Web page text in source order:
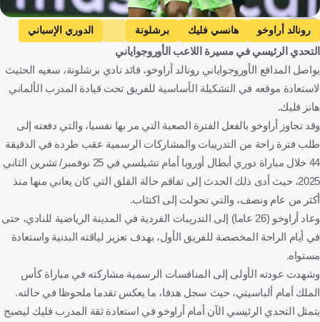
AFP
رونالد أراوخو هانسي فليك برشلونة
الدوري الإسباني
برشلونة ضد فياريال
فياريال أورغواي
كرة قدم
التحدي الرئيسي في مسيرة اللاعب الأوروجواياني
يواصل المدافع الأوروجواياني رونالد أراوخو، قائد نادي برشلونة، سعيه الحثيث
لاستعادة موقعه في التشكيلة الأساسية للفريق تحت قيادة المدرب الألماني
هانز فليك.
وقد تجاوز أراوخو بالفعل الفترة الصعبة التي مر بها نفسيا، والتي دفعته إلى
طلب فترة راحة من التدريبات والمشاركات الرسمية عقب طرده في الدقيقة
44 خلال مباراة دوري أبطال أوروبا أمام تشيلسي في 25 نوفمبر/ تشرين الثاني
2025، حيث أدى ذلك الحدث إلى تفاقم حالة القلق التي كان يعاني منها منذ
أكثر من عام ونصف، والتي تحولت إلى اكتئاب.
وعاد أراوخو (26 عاما) إلى التدريبات الفردية في المدينة الرياضية للنادي، حتى
في أيام الراحة المخصصة للفريق الأول، بهدف تعزيز لياقته البدنية واستعادة
مستواه.
وشهدت عودته الأولى إلى المنافسات الرسمية مشاركته في مباراة كأس
الملك أمام ألباسيتي، حيث سجل هدفا، ما يعكس تقدما ملحوظا في حالته.
يتمثل التحدي الرئيسي الآن أمام أراوخو في استعادة ثقة المدرب فليك ليصبح